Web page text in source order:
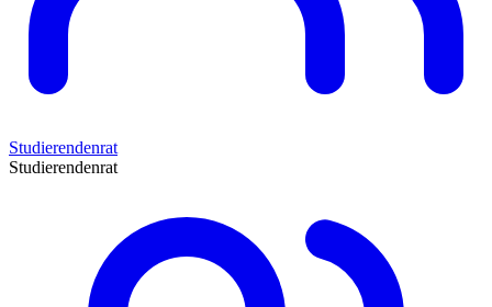
Studierendenrat
Studierendenrat